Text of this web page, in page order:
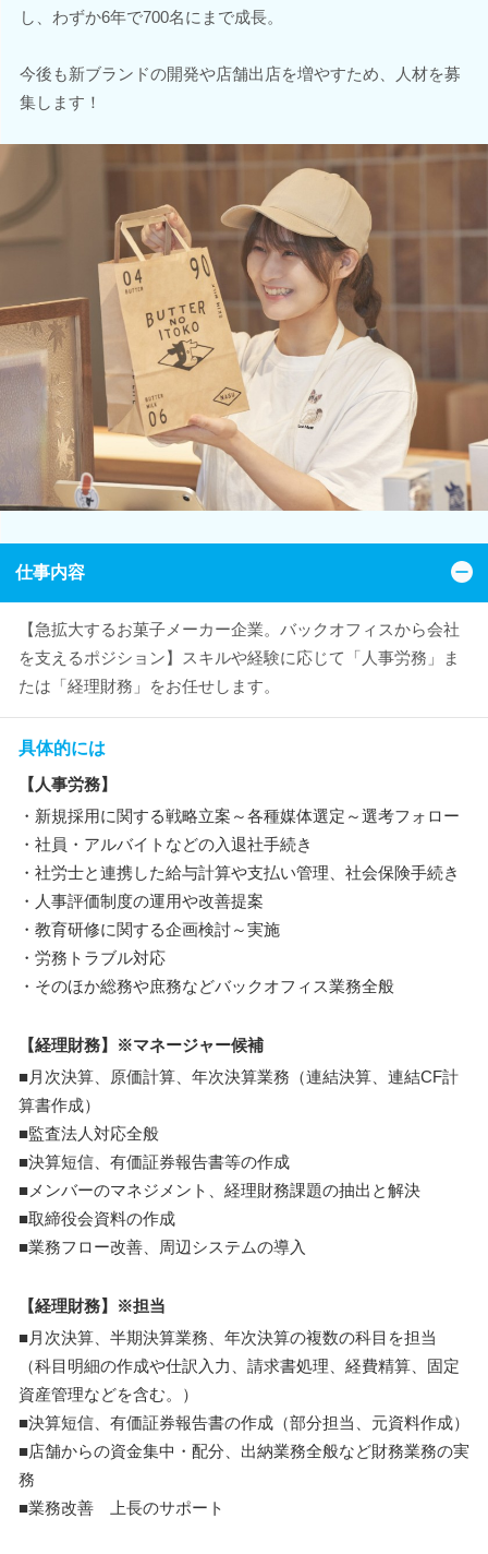
し、わずか6年で700名にまで成長。
今後も新ブランドの開発や店舗出店を増やすため、人材を募
集します！
仕事内容
【急拡大するお菓子メーカー企業。バックオフィスから会社
を支えるポジション】スキルや経験に応じて「人事労務」ま
たは「経理財務」をお任せします。
具体的には
【人事労務】
・新規採用に関する戦略立案～各種媒体選定～選考フォロー
・社員・アルバイトなどの入退社手続き
・社労士と連携した給与計算や支払い管理、社会保険手続き
・人事評価制度の運用や改善提案
・教育研修に関する企画検討～実施
・労務トラブル対応
・そのほか総務や庶務などバックオフィス業務全般
【経理財務】※マネージャー候補
■月次決算、原価計算、年次決算業務（連結決算、連結CF計
算書作成）
■監査法人対応全般
■決算短信、有価証券報告書等の作成
■メンバーのマネジメント、経理財務課題の抽出と解決
■取締役会資料の作成
■業務フロー改善、周辺システムの導入
【経理財務】※担当
■月次決算、半期決算業務、年次決算の複数の科目を担当
（科目明細の作成や仕訳入力、請求書処理、経費精算、固定
資産管理などを含む。）
■決算短信、有価証券報告書の作成（部分担当、元資料作成）
■店舗からの資金集中・配分、出納業務全般など財務業務の実
務
■業務改善 上長のサポート